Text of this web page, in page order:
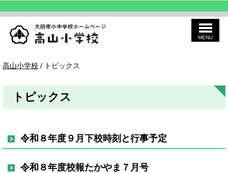
山
学
MENU
現
の
高山小学校 / トピックス
トピックス
令和８年度９月下校時刻と行事予定
令和８年度校報たかやま７月号